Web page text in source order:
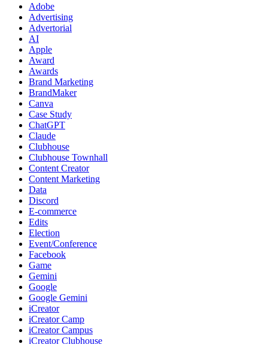
Adobe
Advertising
Advertorial
AI
Apple
Award
Awards
Brand Marketing
BrandMaker
Canva
Case Study
ChatGPT
Claude
Clubhouse
Clubhouse Townhall
Content Creator
Content Marketing
Data
Discord
E-commerce
Edits
Election
Event/Conference
Facebook
Game
Gemini
Google
Google Gemini
iCreator
iCreator Camp
iCreator Campus
iCreator Clubhouse